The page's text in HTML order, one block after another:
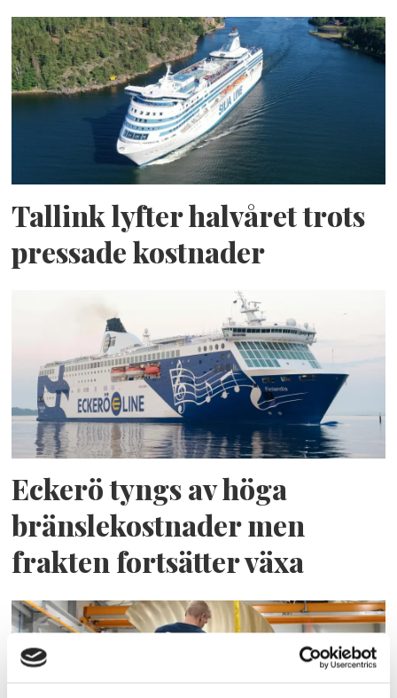
Tallink lyfter halvåret trots
pressade kostnader
Eckerö tyngs av höga
bränslekostnader men
frakten fortsätter växa